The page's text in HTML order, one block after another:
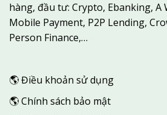
hàng, đầu tư: Crypto, Ebanking, A
Mobile Payment, P2P Lending,
Person Finance,…
🌎Điều khoản sử dụng
🌎Chính sách bảo mật